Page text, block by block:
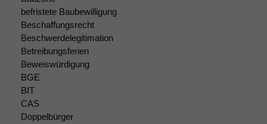
befristete Baubewilligung
Beschaffungsrecht
Beschwerdelegitimation
Betreibungsferien
Beweiswürdigung
BGE
BIT
CAS
Doppelbürger